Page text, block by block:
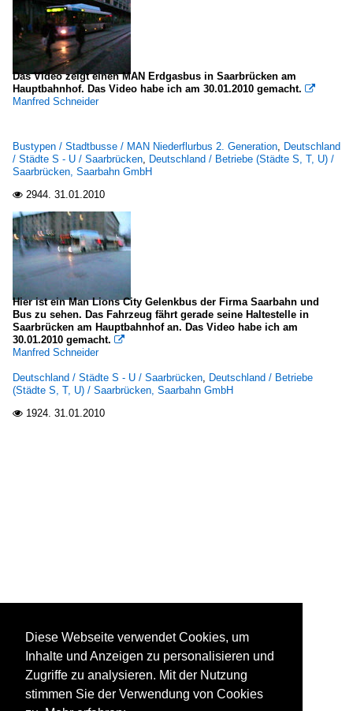
Das Video zeigt einen MAN Erdgasbus in Saarbrücken am
Hauptbahnhof. Das Video habe ich am 30.01.2010 gemacht. 
Manfred Schneider
Bustypen / Stadtbusse / MAN Niederflurbus 2. Generation, Deutschland
/ Städte S - U / Saarbrücken, Deutschland / Betriebe (Städte S, T, U) /
Saarbrücken, Saarbahn GmbH
 2944. 31.01.2010
Hier ist ein Man Lions City Gelenkbus der Firma Saarbahn und
Bus zu sehen. Das Fahrzeug fährt gerade seine Haltestelle in
Saarbrücken am Hauptbahnhof an. Das Video habe ich am
30.01.2010 gemacht. 
Manfred Schneider
Deutschland / Städte S - U / Saarbrücken, Deutschland / Betriebe
(Städte S, T, U) / Saarbrücken, Saarbahn GmbH
 1924. 31.01.2010
Diese Webseite verwendet Cookies, um
Inhalte und Anzeigen zu personalisieren und
Zugriffe zu analysieren. Mit der Nutzung
stimmen Sie der Verwendung von Cookies